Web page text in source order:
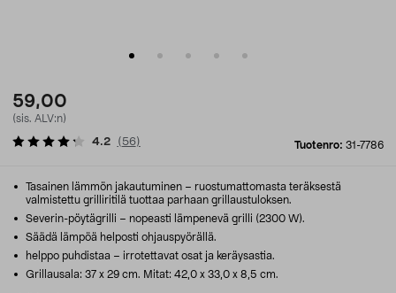
59,00
(sis. ALV:n)
Tuotenro: 31-7786
4.2 ( 56)
Tasainen lämmön jakautuminen – ruostumattomasta teräksestä
valmistettu grilliritilä tuottaa parhaan grillaustuloksen.
Severin-pöytägrilli – nopeasti lämpenevä grilli (2300 W).
Säädä lämpöä helposti ohjauspyörällä.
helppo puhdistaa – irrotettavat osat ja keräysastia.
Grillausala: 37 x 29 cm. Mitat: 42,0 x 33,0 x 8,5 cm.